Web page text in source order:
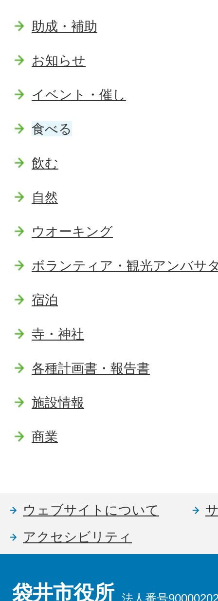
助成・補助
お知らせ
イベント・催し
食べる
飲む
自然
ウオーキング
ボランティア・観光アンバサ
宿泊
寺・神社
各種計画書・報告書
施設情報
商業
ウェブサイトについて
アクセシビリティ
袋井市役所 法人番号